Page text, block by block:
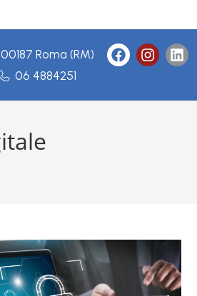
Roma (RM)
06 4884251